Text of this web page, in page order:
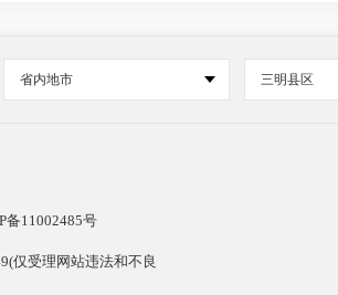
省内地市 三明县区
备11002485号
仅受理网站违法和不良